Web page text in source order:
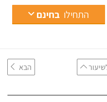
התחילו בחינם
הבא